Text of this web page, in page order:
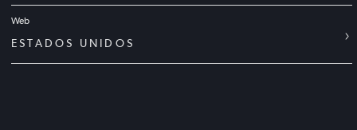
Web
ESTADOS UNIDOS